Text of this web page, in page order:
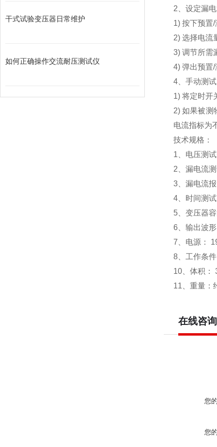
干式试验变压器日常维护
如何正确操作交流耐压测试仪
2、设定漏
1) 按下预置
2) 选择电流
3) 调节所需
4) 弹出预置
4、手动测
1) 将定时开
2) 如果被测
电流指标为
技术规格：
1、电压测
2、漏电流
3、漏电流
4、时间测
5、变压器
6、输出波
7、电源：
8、工作条
10、体积：
11、重量：
在线咨询
您
您